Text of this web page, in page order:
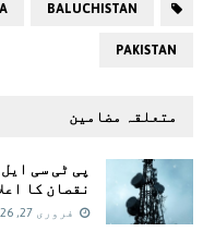
BALUCHISTAN
PAKISTAN
متعلقہ مضامین
نقصان کا
فروری 27, 2026